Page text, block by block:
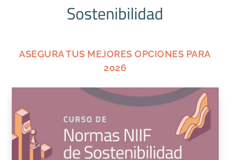
Sostenibilidad
ASEGURA TUS MEJORES OPCIONES PARA
2026